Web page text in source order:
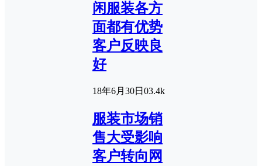
闲服装各方
面都有优势
客户反映良
好
18年6月30日 03.4k
服装市场销
售大受影响
客户转向网